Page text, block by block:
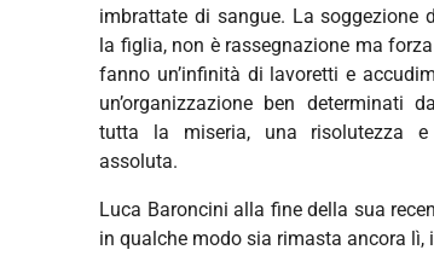
imbrattate di sangue. La soggezione
la figlia, non è rassegnazione ma
fanno un’infinità di lavoretti e
un’organizzazione ben determinati
tutta la miseria, una risolutezza e
assoluta.
Luca Baroncini alla fine della sua
in qualche modo sia rimasta ancora lì,